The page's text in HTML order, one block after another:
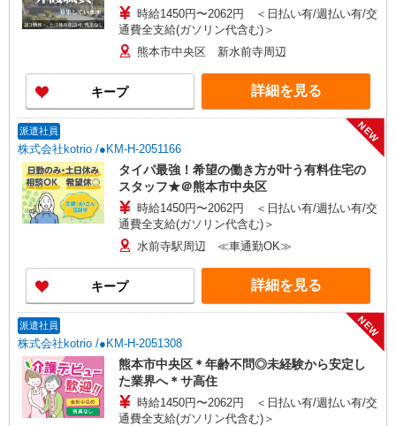
時給1450円〜2062円 ＜日払い有/週払い有/交
通費全支給(ガソリン代含む)＞
熊本市中央区 新水前寺周辺
キープ 詳細を見る
派遣社員
株式会社kotrio /●KM-H-2051166
NEW
タイパ最強！希望の働き方が叶う有料住宅の
スタッフ★＠熊本市中央区
時給1450円〜2062円 ＜日払い有/週払い有/交
通費全支給(ガソリン代含む)＞
水前寺駅周辺 ≪車通勤OK≫
キープ 詳細を見る
派遣社員
株式会社kotrio /●KM-H-2051308
NEW
熊本市中央区＊年齢不問◎未経験から安定し
た業界へ＊サ高住
時給1450円〜2062円 ＜日払い有/週払い有/交
通費全支給(ガソリン代含む)＞